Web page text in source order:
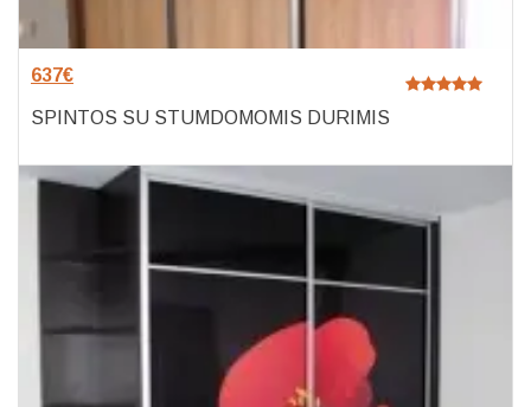
637€
SPINTOS SU STUMDOMOMIS DURIMIS